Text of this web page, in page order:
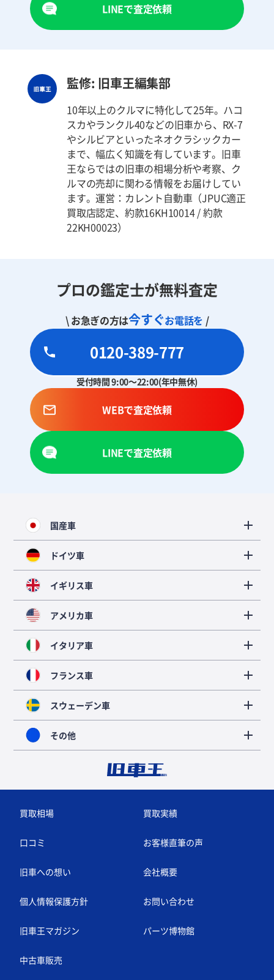
LINEで査定依頼
監修: 旧車王編集部
10年以上のクルマに特化して25年。ハコ
スカやランクル40などの旧車から、RX-7
やシルビアといったネオクラシックカー
まで、幅広く知識を有しています。旧車
王ならではの旧車の相場分析や考察、ク
ルマの売却に関わる情報をお届けしてい
ます。運営：カレント自動車（JPUC適正
買取店認定、約款16KH10014 / 約款
22KH00023）
プロの鑑定士が無料査定
\ お急ぎの方は今すぐお電話を /
0120-389-777
受付時間 9:00～22:00(年中無休)
WEBで査定依頼
LINEで査定依頼
国産車
ドイツ車
イギリス車
アメリカ車
イタリア車
フランス車
スウェーデン車
その他
買取相場 買取実績
口コミ お客様直筆の声
旧車への想い 会社概要
個人情報保護方針 お問い合わせ
旧車王マガジン パーツ博物館
中古車販売